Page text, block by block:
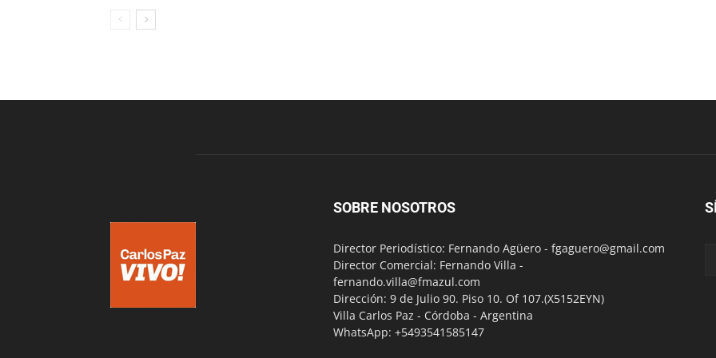
SOBRE NOSOTROS
Director Periodístico: Fernando Agüero - fgaguero@gmail.com
Director Comercial: Fernando Villa -
fernando.villa@fmazul.com
Dirección: 9 de Julio 90. Piso 10. Of 107.(X5152EYN)
Villa Carlos Paz - Córdoba - Argentina
WhatsApp: +5493541585147